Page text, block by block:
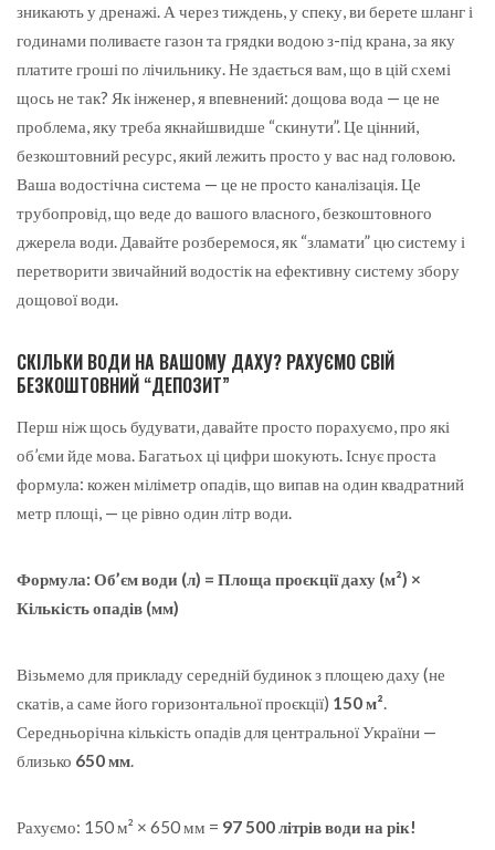
зникають у дренажі. А через тиждень, у спеку, ви берете шланг і
годинами поливаєте газон та грядки водою з-під крана, за яку
платите гроші по лічильнику. Не здається вам, що в цій схемі
щось не так? Як інженер, я впевнений: дощова вода — це не
проблема, яку треба якнайшвидше “скинути”. Це цінний,
безкоштовний ресурс, який лежить просто у вас над головою.
Ваша водостічна система — це не просто каналізація. Це
трубопровід, що веде до вашого власного, безкоштовного
джерела води. Давайте розберемося, як “зламати” цю систему і
перетворити звичайний водостік на ефективну систему збору
дощової води.
СКІЛЬКИ ВОДИ НА ВАШОМУ ДАХУ? РАХУЄМО СВІЙ
БЕЗКОШТОВНИЙ “ДЕПОЗИТ”
Перш ніж щось будувати, давайте просто порахуємо, про які
об’єми йде мова. Багатьох ці цифри шокують. Існує проста
формула: кожен міліметр опадів, що випав на один квадратний
метр площі, — це рівно один літр води.
Формула: Об’єм води (л) = Площа проєкції даху (м²) ×
Кількість опадів (мм)
Візьмемо для прикладу середній будинок з площею даху (не
скатів, а саме його горизонтальної проєкції) 150 м².
Середньорічна кількість опадів для центральної України —
близько 650 мм.
Рахуємо: 150 м² × 650 мм = 97 500 літрів води на рік!